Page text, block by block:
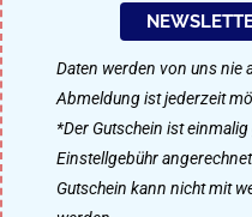
So funktioniert
Als Designer mitmachen
Daten werden von uns nie
Abmeldung ist jederzeit
*Der Gutschein ist
Einstellgebühr
Gutschein kann nicht mit